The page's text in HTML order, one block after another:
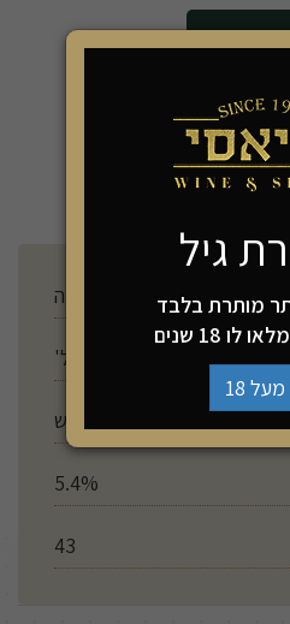
גרמניה
יש
5.4%
43
גיל
מותרת בלבד
18 שנים
18